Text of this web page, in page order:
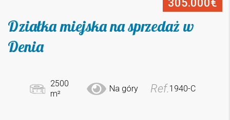
305.000€
Działka miejska na sprzedaż w
Denia
2500
m²
Na góry Ref. 1940-C